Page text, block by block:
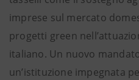
imprese sul mercato
progetti green
italiano. Un nuovo
un’istituzione impegnata